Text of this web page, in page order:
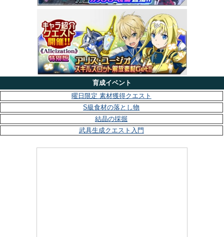
育成イベント
曜日限定 素材獲得クエスト
S級食材の落とし物
結晶の採掘
武具生成クエスト入門